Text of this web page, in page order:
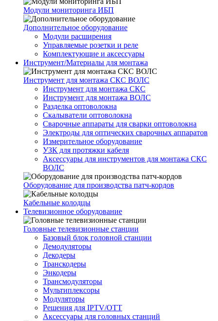
Модули мониторинга ИБП
Дополнительное оборудование
Модули расширения
Управляемые розетки и реле
Комплектующие и аксессуары
Инструмент/Материалы для монтажа
Инструмент для монтажа СКС ВОЛС
Инструмент для монтажа СКС
Инструмент для монтажа ВОЛС
Разделка оптоволокна
Скалыватели оптоволокна
Сварочные аппараты для сварки оптоволокна
Электроды для оптических сварочных аппаратов
Измерительное оборудование
УЗК для протяжки кабеля
Аксессуары для инструментов для монтажа СКС
ВОЛС
Оборудование для производства патч-кордов
Кабельные колодцы
Телевизионное оборудование
Головные телевизионные станции
Базовый блок головной станции
Демодуляторы
Декодеры
Транскодеры
Энкодеры
Трансмодуляторы
Мультиплексоры
Модуляторы
Решения для IPTV/OTT
Аксессуары для головных станций